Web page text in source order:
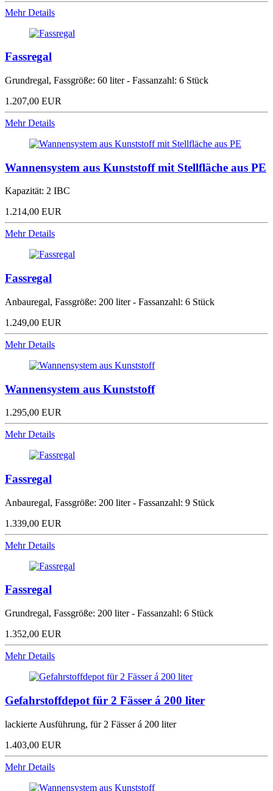
Mehr Details
Fassregal
Grundregal, Fassgröße: 60 liter - Fassanzahl: 6 Stück
1.207,00 EUR
Mehr Details
Wannensystem aus Kunststoff mit Stellfläche aus PE
Kapazität: 2 IBC
1.214,00 EUR
Mehr Details
Fassregal
Anbauregal, Fassgröße: 200 liter - Fassanzahl: 6 Stück
1.249,00 EUR
Mehr Details
Wannensystem aus Kunststoff
1.295,00 EUR
Mehr Details
Fassregal
Anbauregal, Fassgröße: 200 liter - Fassanzahl: 9 Stück
1.339,00 EUR
Mehr Details
Fassregal
Grundregal, Fassgröße: 200 liter - Fassanzahl: 6 Stück
1.352,00 EUR
Mehr Details
Gefahrstoffdepot für 2 Fässer á 200 liter
lackierte Ausführung, für 2 Fässer á 200 liter
1.403,00 EUR
Mehr Details